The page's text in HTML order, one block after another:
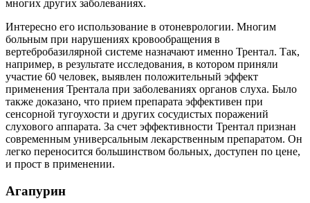
многих других заболеваниях.
Интересно его использование в отоневрологии. Многим
больным при нарушениях кровообращения в
вертебробазилярной системе назначают именно Трентал. Так,
например, в результате исследования, в котором приняли
участие 60 человек, выявлен положительный эффект
применения Трентала при заболеваниях органов слуха. Было
также доказано, что прием препарата эффективен при
сенсорной тугоухости и других сосудистых поражений
слухового аппарата. За счет эффективности Трентал признан
современным универсальным лекарственным препаратом. Он
легко переносится большинством больных, доступен по цене,
и прост в применении.
Агапурин